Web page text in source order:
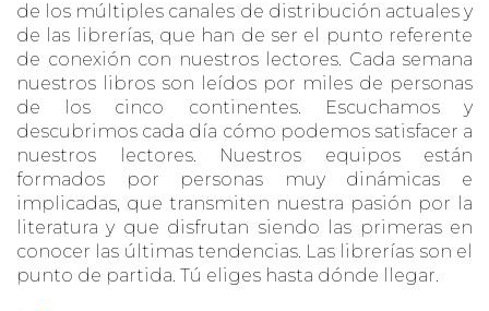
de los múltiples canales de distribución actuales y
de las librerías, que han de ser el punto referente
de conexión con nuestros lectores. Cada semana
nuestros libros son leídos por miles de personas
de los cinco continentes. Escuchamos y
descubrimos cada día cómo podemos satisfacer a
nuestros lectores. Nuestros equipos están
formados por personas muy dinámicas e
implicadas, que transmiten nuestra pasión por la
literatura y que disfrutan siendo las primeras en
conocer las últimas tendencias. Las librerías son el
punto de partida. Tú eliges hasta dónde llegar.